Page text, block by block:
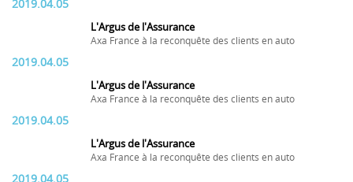
2019.04.05
L'Argus de l'Assurance
Axa France à la reconquête des clients en auto
2019.04.05
L'Argus de l'Assurance
Axa France à la reconquête des clients en auto
2019.04.05
L'Argus de l'Assurance
Axa France à la reconquête des clients en auto
2019.04.05